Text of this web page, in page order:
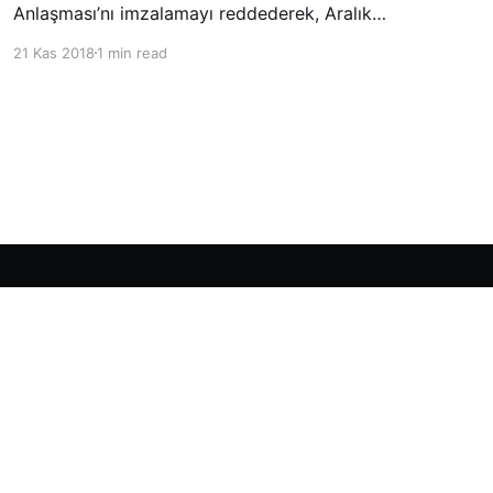
Anlaşması’nı imzalamayı reddederek, Aralık
konferansta BM üyesi ülkeler tarafından
21 Kas 20181 min read